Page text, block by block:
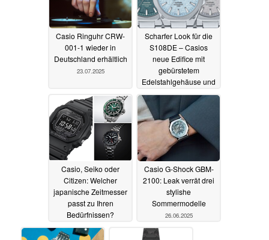
Casio Ringuhr CRW-
001-1 wieder in
Deutschland erhältlich
23.07.2025
Scharfer Look für die
S108DE – Casios
neue Edifice mit
gebürstetem
Edelstahlgehäuse und
auffälligem Zifferblatt
09.07.2025
Casio, Seiko oder
Citizen: Welcher
japanische Zeitmesser
passt zu Ihren
Bedürfnissen?
03.07.2025
Casio G-Shock GBM-
2100: Leak verrät drei
stylishe
Sommermodelle
26.06.2025